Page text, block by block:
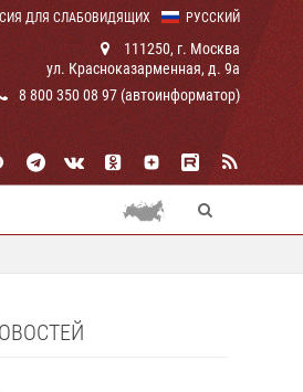
РУССКИЙ
ДЛЯ СЛАБОВИДЯЩИХ
111250, г. Москва
ул. Красноказарменная, д. 9а
8 800 350 08 97 (автоинформатор)